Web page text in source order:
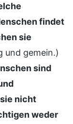
findet
sie
und gemein.)
sind
nicht
weder